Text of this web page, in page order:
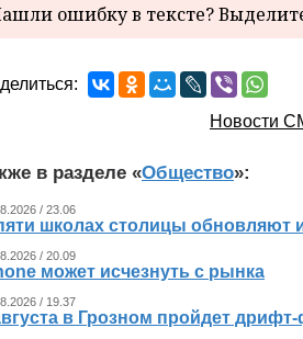
ошибку в тексте?
Новости
в разделе «Общество»:
/ 23.06
школах столицы обновляют
/ 20.09
может исчезнуть с рынка
/ 19.37
в Грозном пройдет